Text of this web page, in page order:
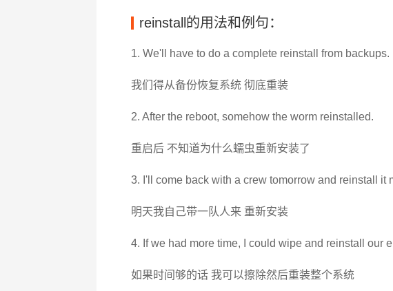
reinstall的用法和例句：
1. We'll have to do a complete reinstall from backups.
我们得从备份恢复系统 彻底重装
2. After the reboot, somehow the worm reinstalled.
重启后 不知道为什么蠕虫重新安装了
3. I'll come back with a crew tomorrow and reinstall it
明天我自己带一队人来 重新安装
4. If we had more time, I could wipe and reinstall our
如果时间够的话 我可以擦除然后重装整个系统